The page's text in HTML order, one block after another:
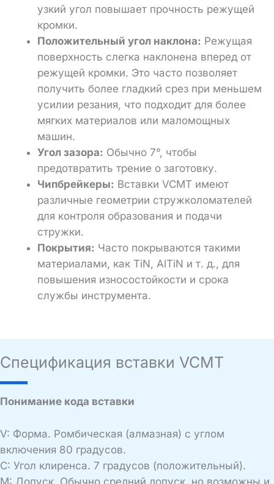
узкий угол повышает прочность режущей
кромки.
Положительный угол наклона: Режущая
поверхность слегка наклонена вперед от
режущей кромки. Это часто позволяет
получить более гладкий срез при меньшем
усилии резания, что подходит для более
мягких материалов или маломощных
машин.
Угол зазора: Обычно 7°, чтобы
предотвратить трение о заготовку.
Чипбрейкеры: Вставки VCMT имеют
различные геометрии стружколомателей
для контроля образования и подачи
стружки.
Покрытия: Часто покрываются такими
материалами, как TiN, AlTiN и т. д., для
повышения износостойкости и срока
службы инструмента.
Спецификация вставки VCMT
Понимание кода вставки
V: Форма. Ромбическая (алмазная) с углом
включения 80 градусов.
C: Угол клиренса. 7 градусов (положительный).